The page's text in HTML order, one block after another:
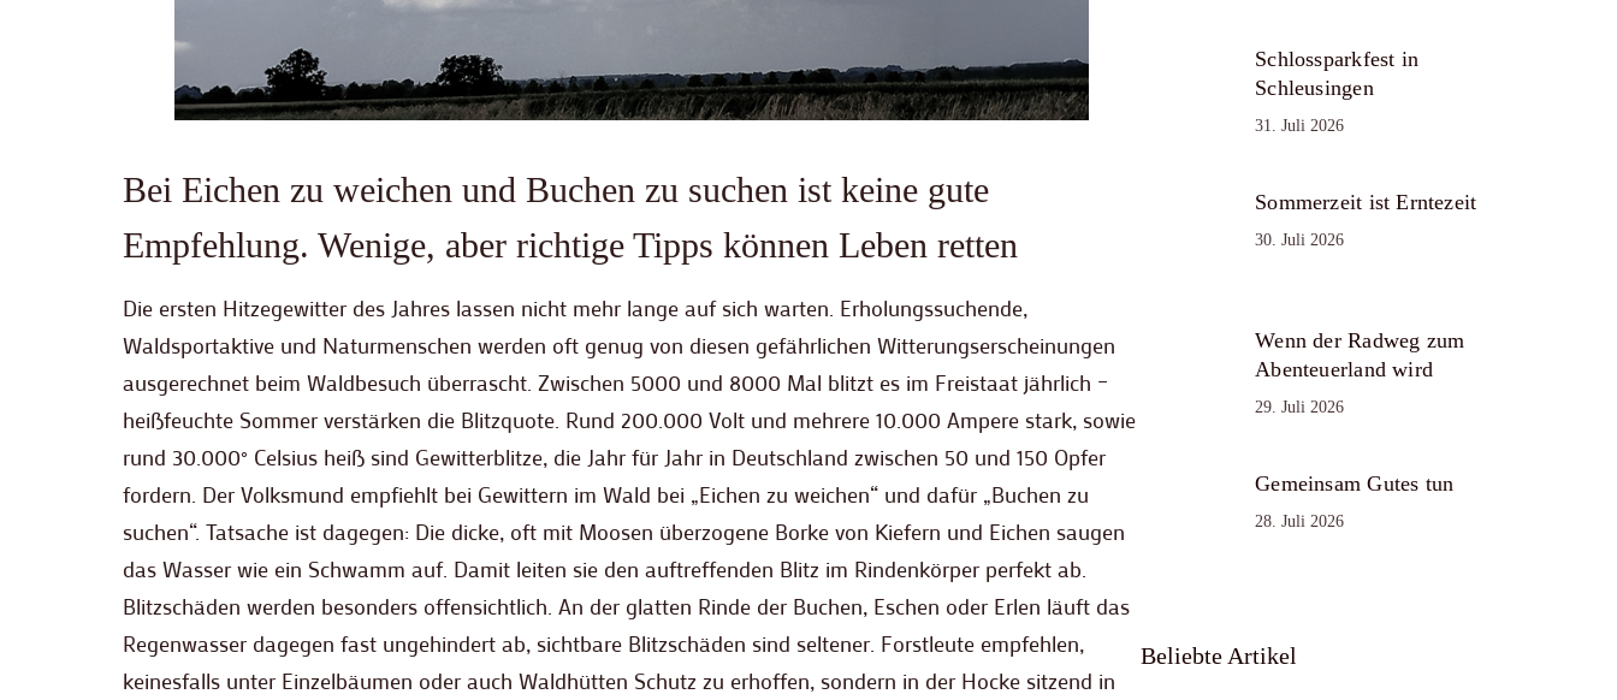
Bei Eichen zu weichen und Buchen zu suchen ist keine gute
Empfehlung. Wenige, aber richtige Tipps können Leben retten
Die ersten Hitzegewitter des Jahres lassen nicht mehr lange auf sich warten. Erholungssuchende,
Waldsportaktive und Naturmenschen werden oft genug von diesen gefährlichen Witterungserscheinungen
ausgerechnet beim Waldbesuch überrascht. Zwischen 5000 und 8000 Mal blitzt es im Freistaat jährlich –
heißfeuchte Sommer verstärken die Blitzquote. Rund 200.000 Volt und mehrere 10.000 Ampere stark, sowie
rund 30.000° Celsius heiß sind Gewitterblitze, die Jahr für Jahr in Deutschland zwischen 50 und 150 Opfer
fordern. Der Volksmund empfiehlt bei Gewittern im Wald bei „Eichen zu weichen“ und dafür „Buchen zu
suchen“. Tatsache ist dagegen: Die dicke, oft mit Moosen überzogene Borke von Kiefern und Eichen saugen
das Wasser wie ein Schwamm auf. Damit leiten sie den auftreffenden Blitz im Rindenkörper perfekt ab.
Blitzschäden werden besonders offensichtlich. An der glatten Rinde der Buchen, Eschen oder Erlen läuft das
Regenwasser dagegen fast ungehindert ab, sichtbare Blitzschäden sind seltener. Forstleute empfehlen,
keinesfalls unter Einzelbäumen oder auch Waldhütten Schutz zu erhoffen, sondern in der Hocke sitzend in
Schlossparkfest in
Schleusingen
31. Juli 2026
Sommerzeit ist Erntezeit
30. Juli 2026
Wenn der Radweg zum
Abenteuerland wird
29. Juli 2026
Gemeinsam Gutes tun
28. Juli 2026
Beliebte Artikel